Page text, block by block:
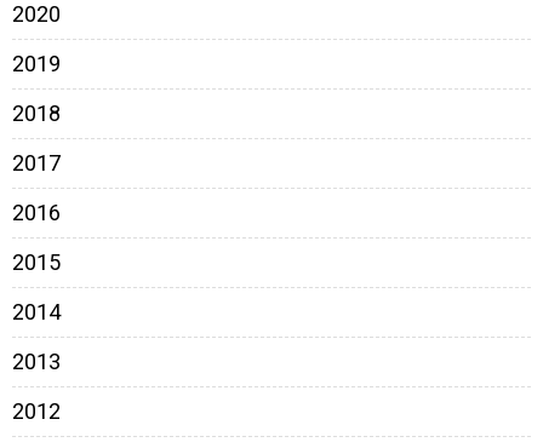
2020
2019
2018
2017
2016
2015
2014
2013
2012